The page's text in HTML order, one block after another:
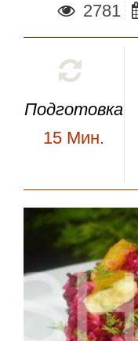
2781
Подготовка
15 Мин.